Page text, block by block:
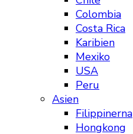
Colombia
Costa Rica
Karibien
Mexiko
USA
Peru
Asien
Filippinerna
Hongkong